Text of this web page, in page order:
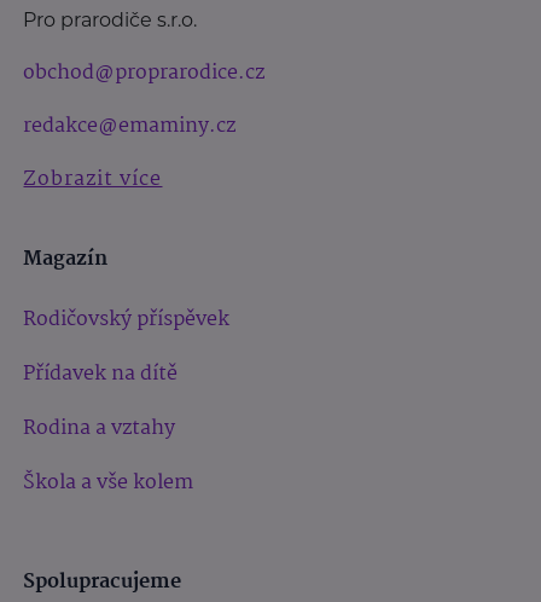
Pro prarodiče s.r.o.
obchod@proprarodice.cz
redakce@emaminy.cz
Zobrazit více
Magazín
Rodičovský příspěvek
Přídavek na dítě
Rodina a vztahy
Škola a vše kolem
Spolupracujeme